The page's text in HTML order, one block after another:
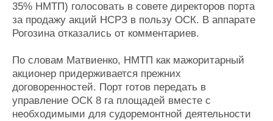
35% НМТП) голосовать в совете директоров порта
за продажу акций НСРЗ в пользу ОСК. В аппарате
Рогозина отказались от комментариев.
По словам Матвиенко, НМТП как мажоритарный
акционер придерживается прежних
договоренностей. Порт готов передать в
управление ОСК 8 га площадей вместе с
необходимыми для судоремонтной деятельности